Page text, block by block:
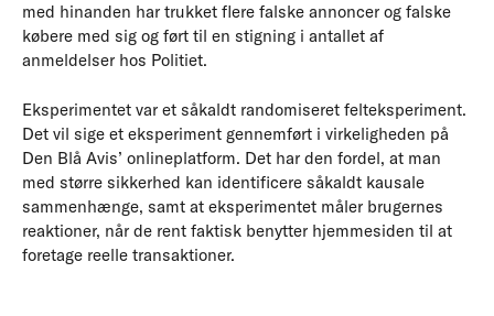
med hinanden har trukket flere falske annoncer og falske
købere med sig og ført til en stigning i antallet af
anmeldelser hos Politiet.
Eksperimentet var et såkaldt randomiseret felteksperiment.
Det vil sige et eksperiment gennemført i virkeligheden på
Den Blå Avis’ onlineplatform. Det har den fordel, at man
med større sikkerhed kan identificere såkaldt kausale
sammenhænge, samt at eksperimentet måler brugernes
reaktioner, når de rent faktisk benytter hjemmesiden til at
foretage reelle transaktioner.